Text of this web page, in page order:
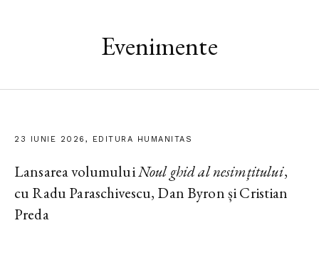
Evenimente
23 IUNIE 2026, EDITURA HUMANITAS
Lansarea volumuluiNoul ghid al nesimțitului,
cu Radu Paraschivescu, Dan Byron și Cristian
Preda